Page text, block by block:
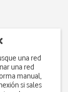
una red
una red
manual,
si sales